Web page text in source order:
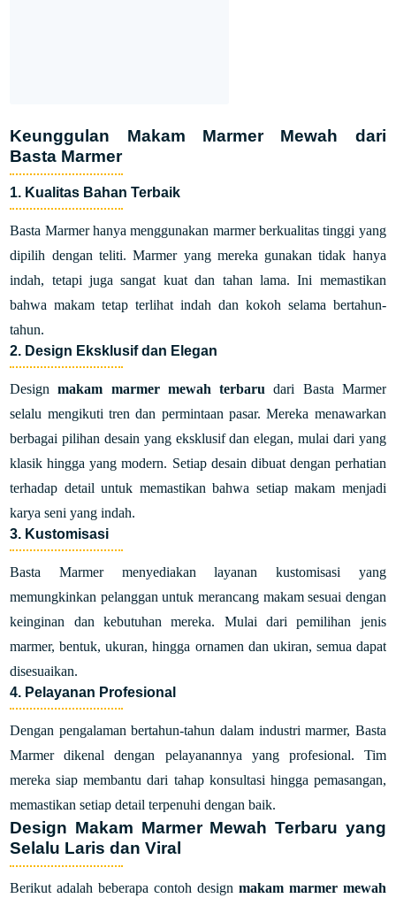
Keunggulan Makam Marmer Mewah dari
Basta Marmer
1. Kualitas Bahan Terbaik
Basta Marmer hanya menggunakan marmer berkualitas tinggi yang
dipilih dengan teliti. Marmer yang mereka gunakan tidak hanya
indah, tetapi juga sangat kuat dan tahan lama. Ini memastikan
bahwa makam tetap terlihat indah dan kokoh selama bertahun-
tahun.
2. Design Eksklusif dan Elegan
Designmakam marmer mewah terbaru dari Basta Marmer
selalu mengikuti tren dan permintaan pasar. Mereka menawarkan
berbagai pilihan desain yang eksklusif dan elegan, mulai dari yang
klasik hingga yang modern. Setiap desain dibuat dengan perhatian
terhadap detail untuk memastikan bahwa setiap makam menjadi
karya seni yang indah.
3. Kustomisasi
Basta Marmer menyediakan layanan kustomisasi yang
memungkinkan pelanggan untuk merancang makam sesuai dengan
keinginan dan kebutuhan mereka. Mulai dari pemilihan jenis
marmer, bentuk, ukuran, hingga ornamen dan ukiran, semua dapat
disesuaikan.
4. Pelayanan Profesional
Dengan pengalaman bertahun-tahun dalam industri marmer, Basta
Marmer dikenal dengan pelayanannya yang profesional. Tim
mereka siap membantu dari tahap konsultasi hingga pemasangan,
memastikan setiap detail terpenuhi dengan baik.
Design Makam Marmer Mewah Terbaru yang
Selalu Laris dan Viral
Berikut adalah beberapa contoh design makam marmer mewah